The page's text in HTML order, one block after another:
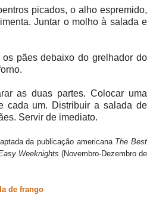
picados, o alho espremido,
Juntar o molho à salada e
os pães debaixo do grelhador do
as duas partes. Colocar uma
cada um. Distribuir a salada de
Servir de imediato.
da publicação americanaThe Best
Weeknights (Novembro-Dezembro de
de frango